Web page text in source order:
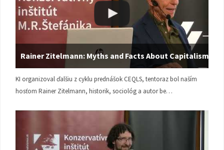
Rainer Zitelmann: Myths and Facts About Capitalism
KI organizoval ďalšiu z cyklu prednášok CEQLS, tentoraz bol naším
hosťom Rainer Zitelmann, historik, sociológ a autor be…